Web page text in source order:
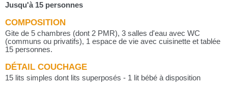
Jusqu'à 15 personnes
COMPOSITION
Gite de 5 chambres (dont 2 PMR), 3 salles d'eau avec WC
(communs ou privatifs), 1 espace de vie avec cuisinette et tablée
15 personnes.
DÉTAIL COUCHAGE
15 lits simples dont lits superposés - 1 lit bébé à disposition